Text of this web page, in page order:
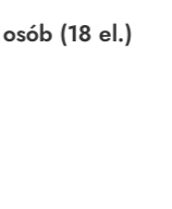
(18 el.)